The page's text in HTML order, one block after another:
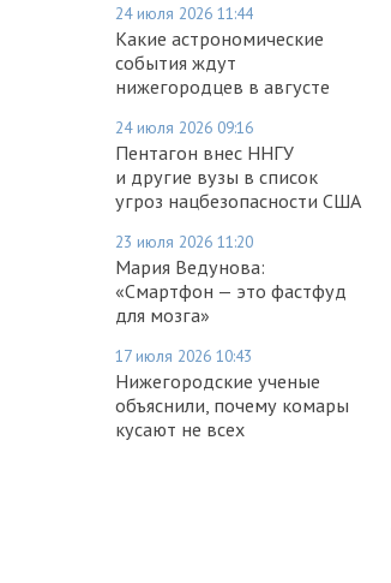
24 июля 2026 11:44
Какие астрономические
события ждут
нижегородцев в августе
24 июля 2026 09:16
Пентагон внес ННГУ
и другие вузы в список
угроз нацбезопасности США
23 июля 2026 11:20
Мария Ведунова:
«Смартфон — это фастфуд
для мозга»
17 июля 2026 10:43
Нижегородские ученые
объяснили, почему комары
кусают не всех